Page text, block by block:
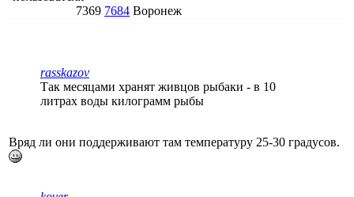
7369 7684 Воронеж
rasskazov
Так месяцами хранят живцов рыбаки - в 10
литрах воды килограмм рыбы
Вряд ли они поддерживают там температуру 25-30 градусов.